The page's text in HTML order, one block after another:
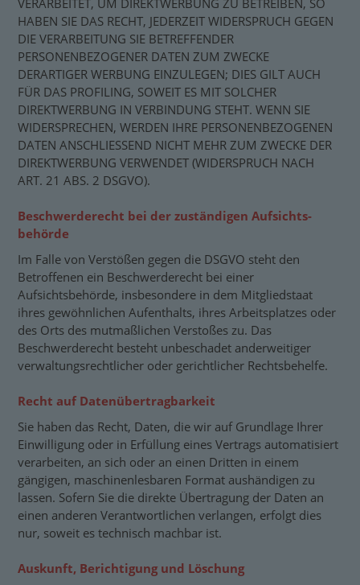
VERARBEITET, UM DIREKTWERBUNG ZU BETREIBEN, SO
HABEN SIE DAS RECHT, JEDERZEIT WIDERSPRUCH GEGEN
DIE VERARBEITUNG SIE BETREFFENDER
PERSONENBEZOGENER DATEN ZUM ZWECKE
DERARTIGER WERBUNG EINZULEGEN; DIES GILT AUCH
FÜR DAS PROFILING, SOWEIT ES MIT SOLCHER
DIREKTWERBUNG IN VERBINDUNG STEHT. WENN SIE
WIDERSPRECHEN, WERDEN IHRE PERSONENBEZOGENEN
DATEN ANSCHLIESSEND NICHT MEHR ZUM ZWECKE DER
DIREKTWERBUNG VERWENDET (WIDERSPRUCH NACH
ART. 21 ABS. 2 DSGVO).
Beschwerde­recht bei der zuständigen Aufsichts­
behörde
Im Falle von Verstößen gegen die DSGVO steht den
Betroffenen ein Beschwerderecht bei einer
Aufsichtsbehörde, insbesondere in dem Mitgliedstaat
ihres gewöhnlichen Aufenthalts, ihres Arbeitsplatzes oder
des Orts des mutmaßlichen Verstoßes zu. Das
Beschwerderecht besteht unbeschadet anderweitiger
verwaltungsrechtlicher oder gerichtlicher Rechtsbehelfe.
Recht auf Daten­übertrag­barkeit
Sie haben das Recht, Daten, die wir auf Grundlage Ihrer
Einwilligung oder in Erfüllung eines Vertrags automatisiert
verarbeiten, an sich oder an einen Dritten in einem
gängigen, maschinenlesbaren Format aushändigen zu
lassen. Sofern Sie die direkte Übertragung der Daten an
einen anderen Verantwortlichen verlangen, erfolgt dies
nur, soweit es technisch machbar ist.
Auskunft, Berichtigung und Löschung